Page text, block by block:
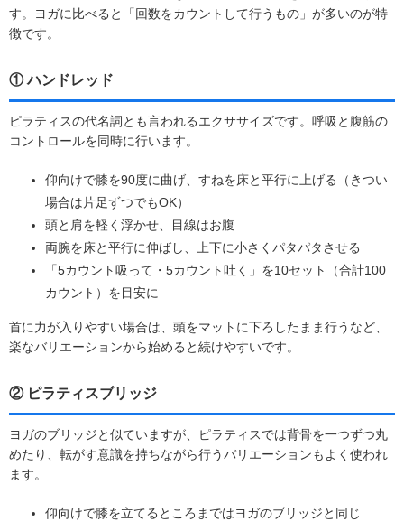
す。ヨガに比べると「回数をカウントして行うもの」が多いのが特
徴です。
① ハンドレッド
ピラティスの代名詞とも言われるエクササイズです。呼吸と腹筋の
コントロールを同時に行います。
仰向けで膝を90度に曲げ、すねを床と平行に上げる（きつい
場合は片足ずつでもOK）
頭と肩を軽く浮かせ、目線はお腹
両腕を床と平行に伸ばし、上下に小さくパタパタさせる
「5カウント吸って・5カウント吐く」を10セット（合計100
カウント）を目安に
首に力が入りやすい場合は、頭をマットに下ろしたまま行うなど、
楽なバリエーションから始めると続けやすいです。
② ピラティスブリッジ
ヨガのブリッジと似ていますが、ピラティスでは背骨を一つずつ丸
めたり、転がす意識を持ちながら行うバリエーションもよく使われ
ます。
仰向けで膝を立てるところまではヨガのブリッジと同じ